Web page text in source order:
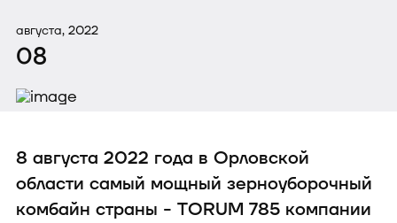
августа, 2022
08
8 августа 2022 года в Орловской
области самый мощный зерноуборочный
комбайн страны - TORUM 785 компании